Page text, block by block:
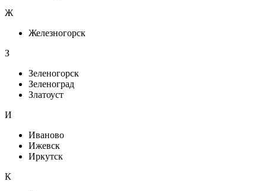
Ж
Железногорск
З
Зеленогорск
Зеленоград
Златоуст
И
Иваново
Ижевск
Иркутск
К